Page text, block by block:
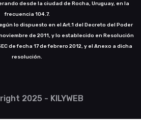
desde la ciudad de Rocha, Uruguay, en la
frecuencia 104.7.
lo dispuesto en el Art.1 del Decreto del Poder
de 2011, y lo establecido en Resolución
de fecha 17 de febrero 2012, y el Anexo a dicha
resolución.
2025 - KILYWEB